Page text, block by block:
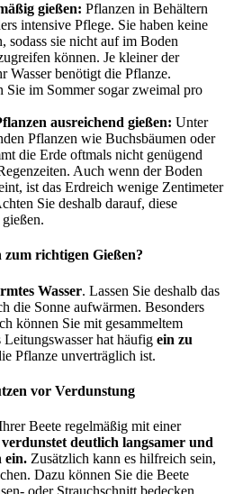
gießen: Pflanzen in Behältern
intensive Pflege. Sie haben keine
sodass sie nicht auf im Boden
können. Je kleiner der
Wasser benötigt die Pflanze.
Sie im Sommer sogar zweimal pro
ausreichend gießen: Unter
Pflanzen wie Buchsbäumen oder
die Erde oftmals nicht genügend
Auch wenn der Boden
ist das Erdreich wenige Zentimeter
Sie deshalb darauf, diese
zum richtigen Gießen?
Wasser. Lassen Sie deshalb das
die Sonne aufwärmen. Besonders
können Sie mit gesammeltem
Leitungswasser hat häufig ein zu
Pflanze unverträglich ist.
vor Verdunstung
Beete regelmäßig mit einer
verdunstet deutlich langsamer und
ein. Zusätzlich kann es hilfreich sein,
Dazu können Sie die Beete
oder Strauchschnitt bedecken.